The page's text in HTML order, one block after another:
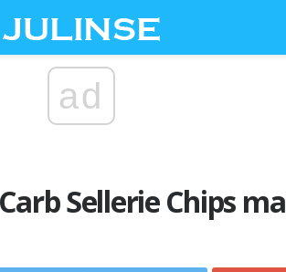
ad
Sellerie Chips